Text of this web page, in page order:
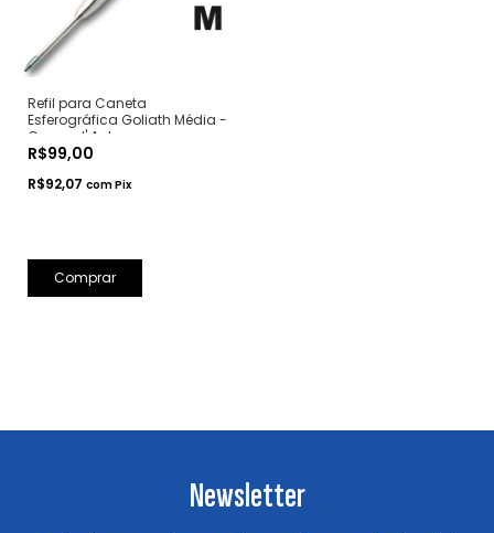
Refil para Caneta
Esferográfica Goliath Média -
Caran d' Ache
R$99,00
R$92,07 comPix
Comprar
Newsletter